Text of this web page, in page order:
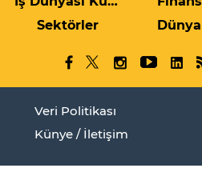
Sektörler
Dünya
Veri Politikası
Künye / İletişim